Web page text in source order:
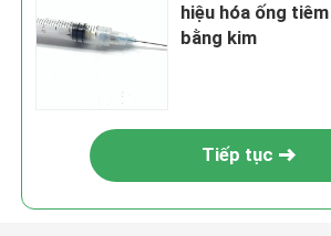
hiệu hóa ống
bằng kim
Tiếp tục